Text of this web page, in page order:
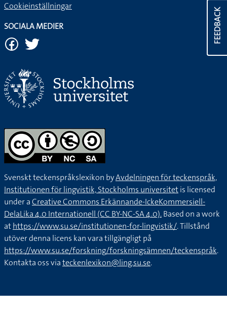
FEEDBACK
Cookieinställningar
SOCIALA MEDIER
Svenskt teckenspråkslexikon byAvdelningen för teckenspråk,
Institutionen för lingvistik, Stockholms universitetis licensed
under aCreative Commons Erkännande-IckeKommersiell-
DelaLika 4.0 Internationell (CC BY-NC-SA 4.0).Based on a work
athttps://www.su.se/institutionen-for-lingvistik/. Tillstånd
utöver denna licens kan vara tillgängligt på
https://www.su.se/forskning/forskningsämnen/teckenspråk.
Kontakta oss viateckenlexikon@ling.su.se.